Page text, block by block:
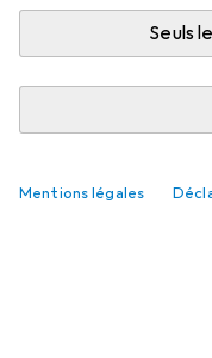
Seuls
Mentions légales